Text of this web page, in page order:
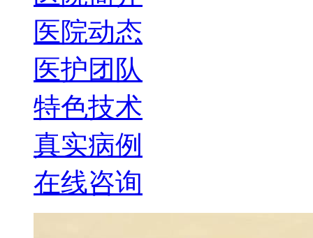
医院动态
医护团队
特色技术
真实病例
在线咨询